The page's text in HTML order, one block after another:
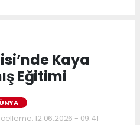
Kaya
Eğitimi
12.06.2026 - 09:41